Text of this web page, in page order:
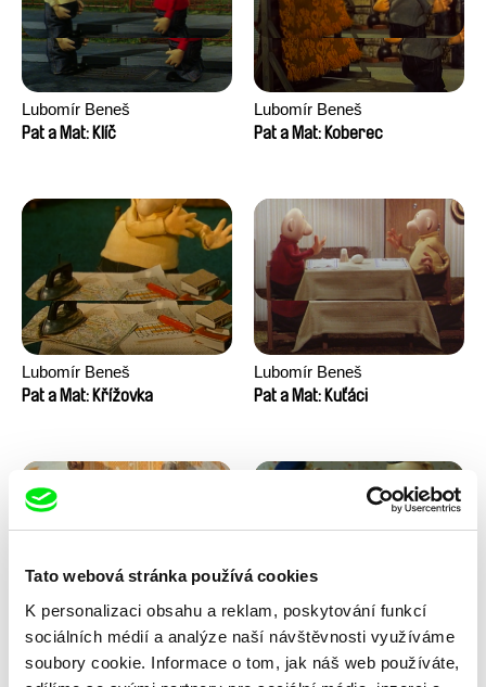
Tato webová stránka používá cookies
K personalizaci obsahu a reklam, poskytování funkcí
sociálních médií a analýze naší návštěvnosti využíváme
soubory cookie. Informace o tom, jak náš web používáte,
Lubomír Beneš
Pat a Mat: Klíč
Lubomír Beneš
Pat a Mat: Koberec
Lubomír Beneš
Pat a Mat: Křížovka
Lubomír Beneš
Pat a Mat: Kuťáci
Lubomír Beneš
Pat a Mat: Malování
Lubomír Beneš
Pat a Mat: Nábytek